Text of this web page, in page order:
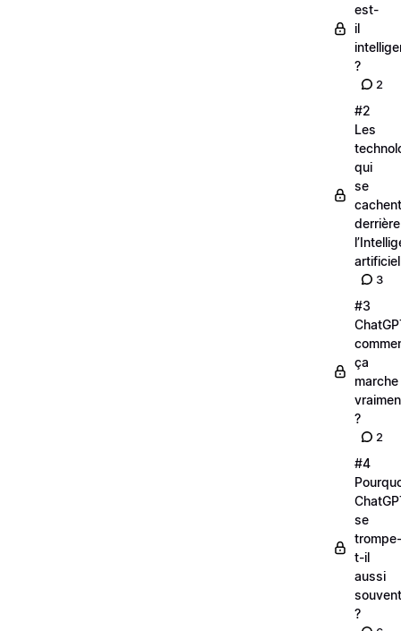
est-
il
?
2
#2
Les
qui
se
cachent
derrière
3
#3
ça
marche
?
2
#4
se
trompe-
t-il
aussi
souvent
?